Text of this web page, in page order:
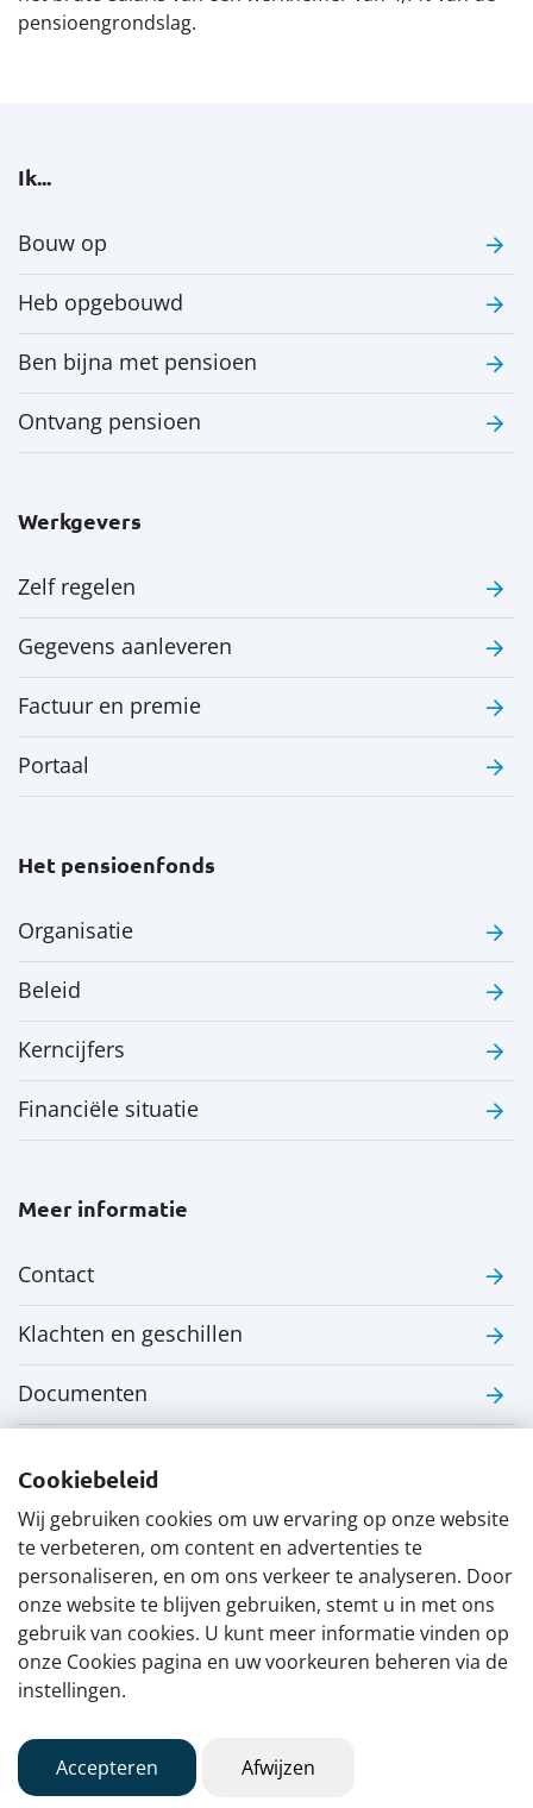
Cookiebeleid
Wij gebruiken cookies om uw ervaring op onze website
te verbeteren, om content en advertenties te
personaliseren, en om ons verkeer te analyseren. Door
onze website te blijven gebruiken, stemt u in met ons
gebruik van cookies. U kunt meer informatie vinden op
onze Cookies pagina en uw voorkeuren beheren via de
instellingen.
Accepteren Afwijzen
pensioengrondslag.
Ik...
Bouw op
Heb opgebouwd
Ben bijna met pensioen
Ontvang pensioen
Werkgevers
Zelf regelen
Gegevens aanleveren
Factuur en premie
Portaal
Het pensioenfonds
Organisatie
Beleid
Kerncijfers
Financiële situatie
Meer informatie
Contact
Klachten en geschillen
Documenten
Nieuws
Disclaimer